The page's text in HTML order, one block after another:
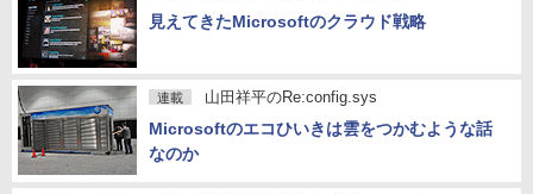
見えてきたMicrosoftのクラウド戦略
連載 山田祥平のRe:config.sys
Microsoftのエコひいきは雲をつかむような話
なのか